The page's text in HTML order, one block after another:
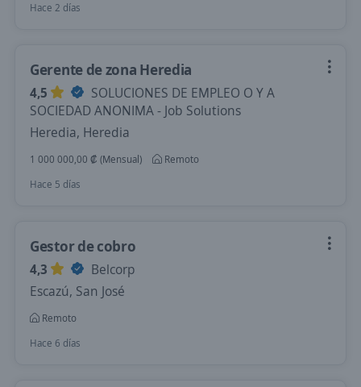
Hace 2 días
Gerente de zona Heredia
4,5
SOLUCIONES DE EMPLEO O Y A
SOCIEDAD ANONIMA - Job Solutions
Heredia, Heredia
1 000 000,00 ₡ (Mensual)
Remoto
Hace 5 días
Gestor de cobro
4,3
Belcorp
Escazú, San José
Remoto
Hace 6 días